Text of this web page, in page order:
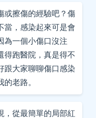
或擦傷的經驗吧？傷
當，感染起來可是會
為一個小傷口沒注
得跑醫院，真是得不
跟大家聊聊傷口感染
老路。
，從最簡單的局部紅